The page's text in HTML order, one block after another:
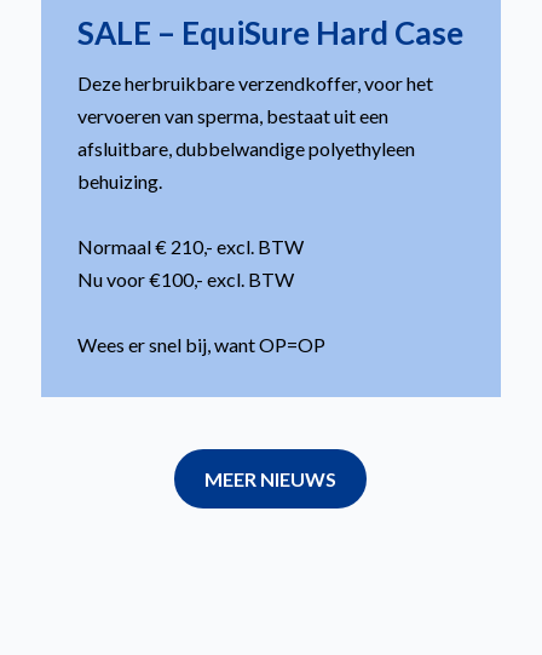
SALE – EquiSure Hard Case
Deze herbruikbare verzendkoffer, voor het
vervoeren van sperma, bestaat uit een
afsluitbare, dubbelwandige polyethyleen
behuizing.
Normaal € 210,- excl. BTW
Nu voor €100,- excl. BTW
Wees er snel bij, want OP=OP
MEER NIEUWS